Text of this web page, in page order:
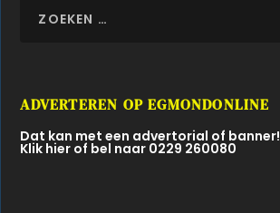
ADVERTEREN OP EGMONDONLINE
Dat kan met een advertorial of banner!
Klik hier of bel naar 0229 260080